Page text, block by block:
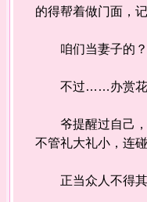
的得帮着做门面，
咱们当妻子的？
不过……办赏花宴
爷提醒过自己，
不管礼大礼小，连
正当众人不得其